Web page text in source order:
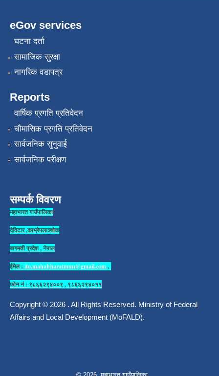
eGov services
घटना दर्ता
सामाजिक सुरक्षा
नागरिक वडापत्र
Reports
वार्षिक प्रगति प्रतिवेदन
चौमासिक प्रगति प्रतिवेदन
सार्वजनिक सुनुवाई
सार्वजनिक परीक्षण
सम्पर्क विवरण
महाभारत गाउँपालिका
देविटार ,काभ्रेपलाञ्चोक
बागमती प्रदेश , नेपाल
ईमेल : ito.mahabharatmun@gmail.com,
फोन नं : ९८६६२९४००९ , ९८६६२९४०११
Copyright © 2026 . All Rights Reserved. Ministry of Federal
Affairs and Local Development (MoFALD).